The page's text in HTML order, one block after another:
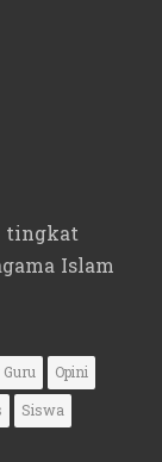
tingkat
Islam
Opini
Siswa